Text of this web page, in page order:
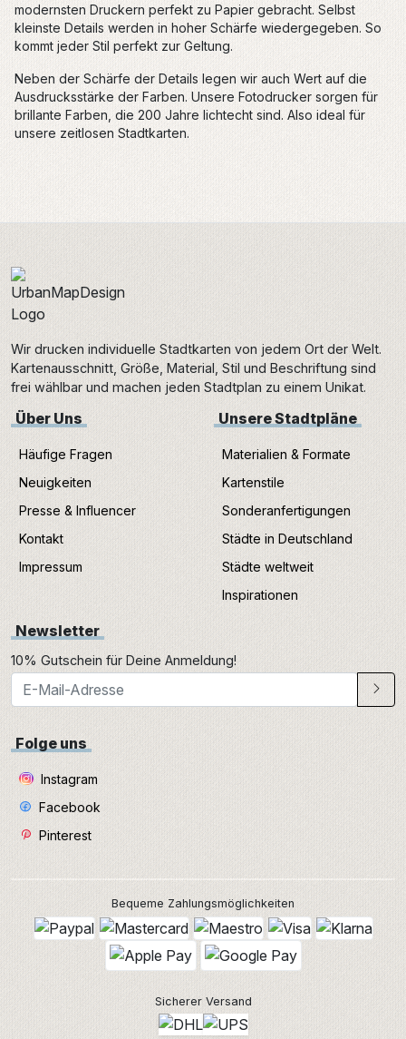
modernsten Druckern perfekt zu Papier gebracht. Selbst
kleinste Details werden in hoher Schärfe wiedergegeben. So
kommt jeder Stil perfekt zur Geltung.
Neben der Schärfe der Details legen wir auch Wert auf die
Ausdrucksstärke der Farben. Unsere Fotodrucker sorgen für
brillante Farben, die 200 Jahre lichtecht sind. Also ideal für
unsere zeitlosen Stadtkarten.
Wir drucken individuelle Stadtkarten von jedem Ort der Welt.
Kartenausschnitt, Größe, Material, Stil und Beschriftung sind
frei wählbar und machen jeden Stadtplan zu einem Unikat.
Über Uns
Häufige Fragen
Neuigkeiten
Presse & Influencer
Kontakt
Impressum
Unsere Stadtpläne
Materialien & Formate
Kartenstile
Sonderanfertigungen
Städte in Deutschland
Städte weltweit
Inspirationen
Newsletter
10% Gutschein für Deine Anmeldung!
Folge uns
Instagram
Facebook
Pinterest
Bequeme Zahlungsmöglichkeiten
Sicherer Versand